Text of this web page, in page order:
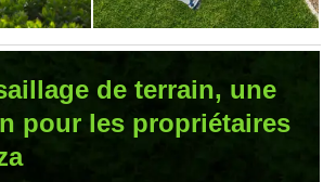
de terrain, une
pour les propriétaires